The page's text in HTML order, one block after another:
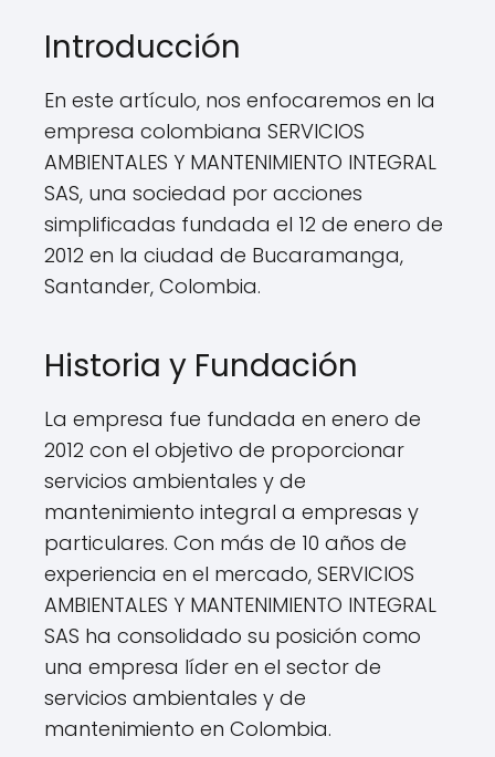
Introducción
En este artículo, nos enfocaremos en la
empresa colombiana SERVICIOS
AMBIENTALES Y MANTENIMIENTO INTEGRAL
SAS, una sociedad por acciones
simplificadas fundada el 12 de enero de
2012 en la ciudad de Bucaramanga,
Santander, Colombia.
Historia y Fundación
La empresa fue fundada en enero de
2012 con el objetivo de proporcionar
servicios ambientales y de
mantenimiento integral a empresas y
particulares. Con más de 10 años de
experiencia en el mercado, SERVICIOS
AMBIENTALES Y MANTENIMIENTO INTEGRAL
SAS ha consolidado su posición como
una empresa líder en el sector de
servicios ambientales y de
mantenimiento en Colombia.